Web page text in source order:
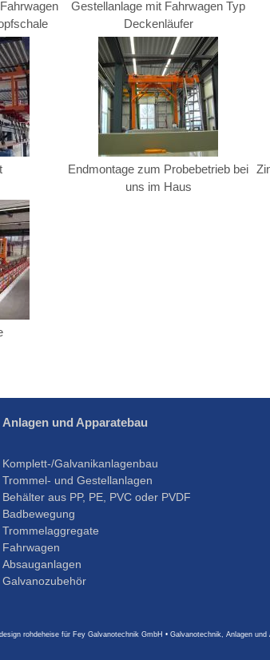
Gestellanlage mit Fahrwagen Typ
Deckenläufer
Endmontage zum Probebetrieb bei
uns im Haus
Anlagen und Apparatebau
Komplett-/Galvanikanlagenbau
Trommel- und Gestellanlagen
Behälter aus PP, PE, PVC oder PVDF
Badbewegung
Trommelaggregate
Fahrwagen
Absauganlagen
Galvanozubehör
rohdeheise für Fey Galvanotechnik GmbH • Galvanotechnik, Anlagen und